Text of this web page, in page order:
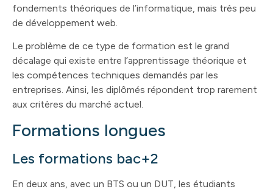
fondements théoriques de l’informatique, mais très peu
de développement web.
Le problème de ce type de formation est le grand
décalage qui existe entre l’apprentissage théorique et
les compétences techniques demandés par les
entreprises. Ainsi, les diplômés répondent trop rarement
aux critères du marché actuel.
Formations longues
Les formations bac+2
En deux ans, avec un BTS ou un DUT, les étudiants